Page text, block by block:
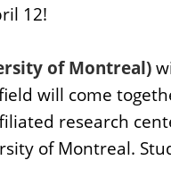
12!
of Montreal)
will come
research
of Montreal.